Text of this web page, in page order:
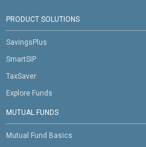
PRODUCT SOLUTIONS
SavingsPlus
SmartSIP
TaxSaver
Explore Funds
MUTUAL FUNDS
Mutual Fund Basics